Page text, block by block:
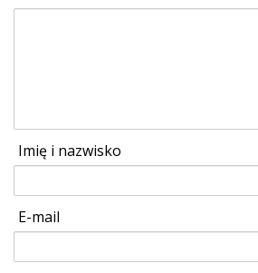
Imię i nazwisko
E-mail